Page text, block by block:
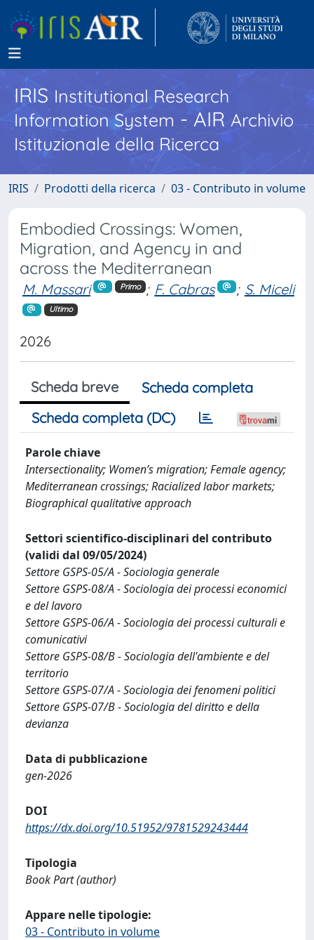
IRISInstitutional Research
Information System - AIR Archivio
Istituzionale della Ricerca
IRIS Prodotti della ricerca 03 - Contributo in volume
Embodied Crossings: Women,
Migration, and Agency in and
across the Mediterranean
M. Massari Primo ; F. Cabras ; S. Miceli
Ultimo
2026
Scheda breve
Scheda completa
Scheda completa (DC)
Parole chiave
Intersectionality; Women’s migration; Female agency;
Mediterranean crossings; Racialized labor markets;
Biographical qualitative approach
Settori scientifico-disciplinari del contributo
(validi dal 09/05/2024)
Settore GSPS-05/A - Sociologia generale
Settore GSPS-08/A - Sociologia dei processi economici
e del lavoro
Settore GSPS-06/A - Sociologia dei processi culturali e
comunicativi
Settore GSPS-08/B - Sociologia dell'ambiente e del
territorio
Settore GSPS-07/A - Sociologia dei fenomeni politici
Settore GSPS-07/B - Sociologia del diritto e della
devianza
Data di pubblicazione
gen-2026
DOI
https://dx.doi.org/10.51952/9781529243444
Tipologia
Book Part (author)
Appare nelle tipologie:
03 - Contributo in volume